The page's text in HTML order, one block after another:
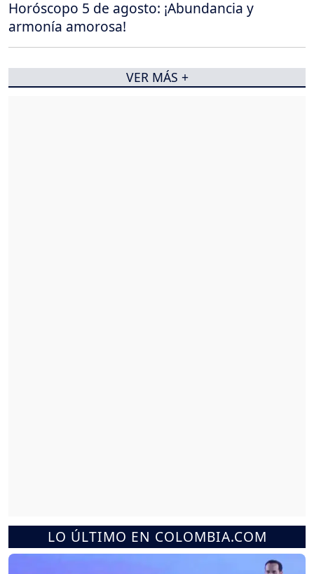
LO ÚLTIMO EN COLOMBIA.COM
Horóscopo 5 de agosto: ¡Abundancia y
armonía amorosa!
VER MÁS +